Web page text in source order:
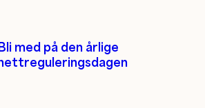
med på den årlige